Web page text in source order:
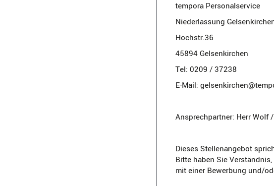
tempora Personalservice
Niederlassung
Hochstr.36
45894 Gelsenkirchen
Tel: 0209 / 37238
E-Mail:
Ansprechpartner: Herr Wolf
Dieses Stellenangebot
Bitte haben Sie
mit einer Bewerbung und/